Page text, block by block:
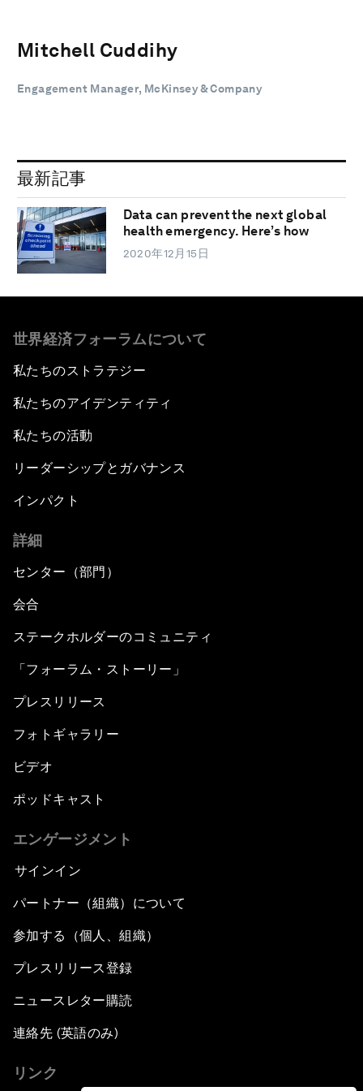
Mitchell Cuddihy
Engagement Manager, McKinsey & Company
最新記事
Data can prevent the next global
health emergency. Here’s how
2020年12月15日
世界経済フォーラムについて
私たちのストラテジー
私たちのアイデンティティ
私たちの活動
リーダーシップとガバナンス
インパクト
詳細
センター（部門）
会合
ステークホルダーのコミュニティ
「フォーラム・ストーリー」
プレスリリース
フォトギャラリー
ビデオ
ポッドキャスト
エンゲージメント
サインイン
パートナー（組織）について
参加する（個人、組織）
プレスリリース登録
ニュースレター購読
連絡先 (英語のみ)
リンク